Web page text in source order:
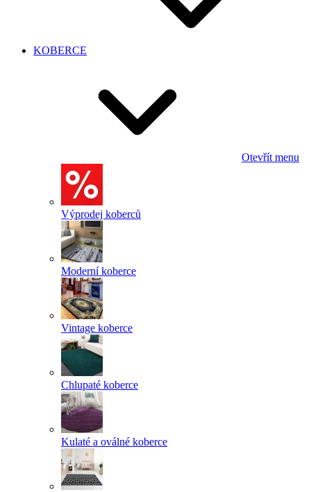
KOBERCE
Otevřít menu
Výprodej koberců
Moderní koberce
Vintage koberce
Chlupaté koberce
Kulaté a oválné koberce